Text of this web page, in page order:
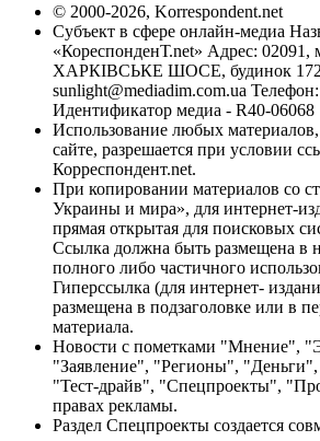
© 2000-2026, Korrespondent.net
Субъект в сфере онлайн-медиа
«КореспонденТ.net» Адрес: 02091,
ХАРКІВСЬКЕ ШОСЕ, будинок 172-
sunlight@mediadim.com.ua
Идентификатор медиа - R40-06068
Использование любых
сайте, разрешается при условии
Корреспондент.net.
При копировании материалов со
Украины и мира», для интернет-
прямая открытая для поисковых
Ссылка должна быть размещена в
полного либо частичного
Гиперссылка (для интернет-
размещена в подзаголовке или в
материала.
Новости с пометками "Мнение",
"Заявление", "Регионы",
"Тест-драйв", "Спецпроекты",
правах рекламы.
Раздел Спецпроекты создается